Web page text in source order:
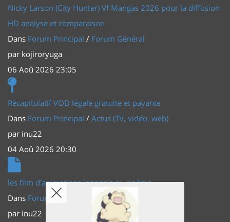
Nicky Larson (City Hunter) Vf Mangas 2026 pour la diffusion
HD analyse et comparaison
Dans Forum Principal / Forum Général
par kojiroryuga
06 Aoû 2026 23:05
Récapitulatif VOD légale gratuite et payante
Dans Forum Principal / Actus (TV, vidéo, web)
par inu22
04 Aoû 2026 20:30
les film d'animations Japonais au cinéma
Dans Forum Principal
Actus (TV, vidéo, web)
par inu22